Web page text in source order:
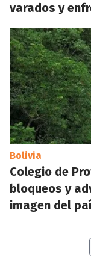
varados y
Bolivia
Colegio de
bloqueos y
imagen del